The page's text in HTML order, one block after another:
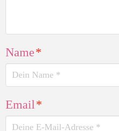
Name*
Email*